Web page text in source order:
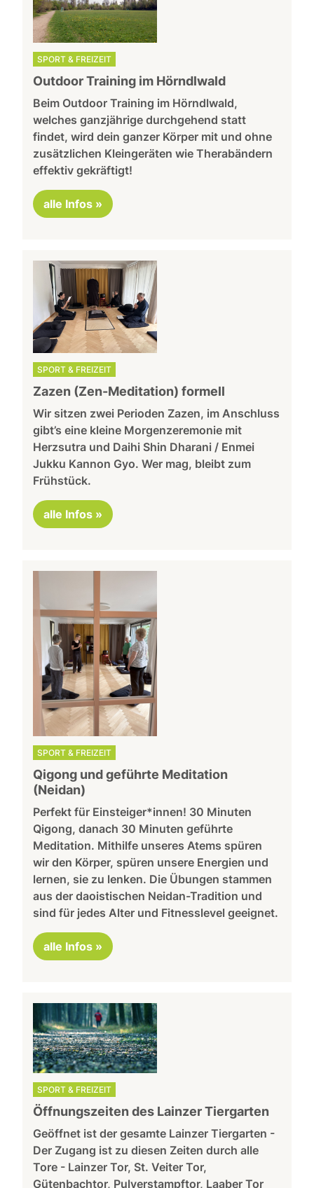
SPORT & FREIZEIT
Outdoor Training im Hörndlwald
Beim Outdoor Training im Hörndlwald,
welches ganzjährige durchgehend statt
findet, wird dein ganzer Körper mit und ohne
zusätzlichen Kleingeräten wie Therabändern
effektiv gekräftigt!
alle Infos »
SPORT & FREIZEIT
Zazen (Zen-Meditation) formell
Wir sitzen zwei Perioden Zazen, im Anschluss
gibt’s eine kleine Morgenzeremonie mit
Herzsutra und Daihi Shin Dharani / Enmei
Jukku Kannon Gyo. Wer mag, bleibt zum
Frühstück.
alle Infos »
SPORT & FREIZEIT
Qigong und geführte Meditation
(Neidan)
Perfekt für Einsteiger*innen! 30 Minuten
Qigong, danach 30 Minuten geführte
Meditation. Mithilfe unseres Atems spüren
wir den Körper, spüren unsere Energien und
lernen, sie zu lenken. Die Übungen stammen
aus der daoistischen Neidan-Tradition und
sind für jedes Alter und Fitnesslevel geeignet.
alle Infos »
SPORT & FREIZEIT
Öffnungszeiten des Lainzer Tiergarten
Geöffnet ist der gesamte Lainzer Tiergarten -
Der Zugang ist zu diesen Zeiten durch alle
Tore - Lainzer Tor, St. Veiter Tor,
Gütenbachtor, Pulverstampftor, Laaber Tor